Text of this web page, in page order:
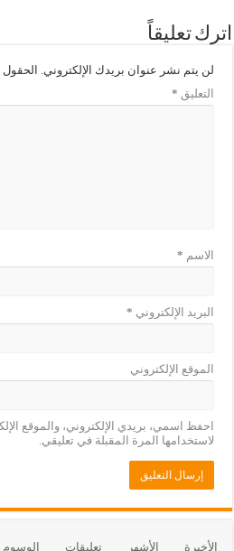
اترك تعليقاً
لن يتم نشر عنوان بريدك الإلكتروني. الحقول
التعليق *
الاسم *
البريد الإلكتروني *
الموقع الإلكتروني
احفظ اسمي، بريدي الإلكتروني، والموقع
لاستخدامها المرة المقبلة في تعليقي.
الأخيرة الأشهر تعليقات الوسوم